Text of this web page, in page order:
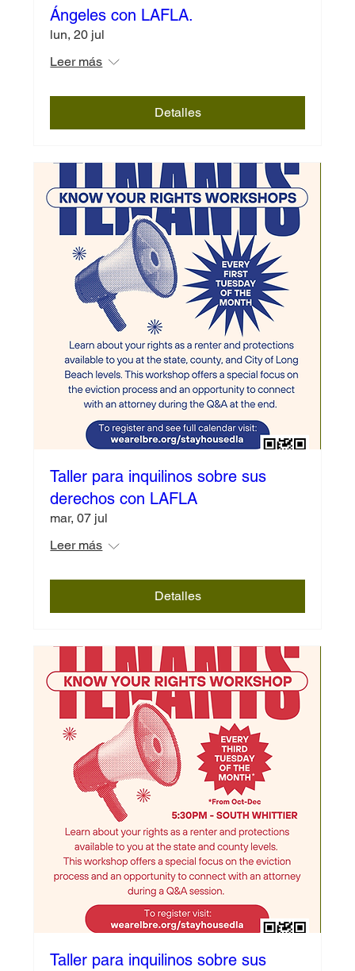
Ángeles con LAFLA.
lun, 20 jul
Leer más
Detalles
Taller para inquilinos sobre sus
derechos con LAFLA
mar, 07 jul
Leer más
Detalles
Taller para inquilinos sobre sus